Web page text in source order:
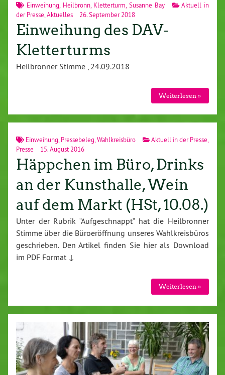
Einweihung Heilbronn, Kletterturm Susanne Bay
Aktuell in
der Presse Aktuelles 26. September 2018
Einweihung des DAV-
Kletterturms
Heilbronner Stimme , 24.09.2018
Weiterlesen »
Einweihung,Pressebeleg,Wahlkreisbüro Aktuell in der Presse,
Presse
15. August 2016
Häppchen im Büro, Drinks
an der Kunsthalle, Wein
auf dem Markt (HSt, 10.08.)
Unter der Rubrik “Aufgeschnappt” hat die Heilbronner
Stimme über die Büroeröffnung unseres Wahlkreisbüros
geschrieben. Den Artikel finden Sie hier als Download
im PDF Format ↓
Weiterlesen »